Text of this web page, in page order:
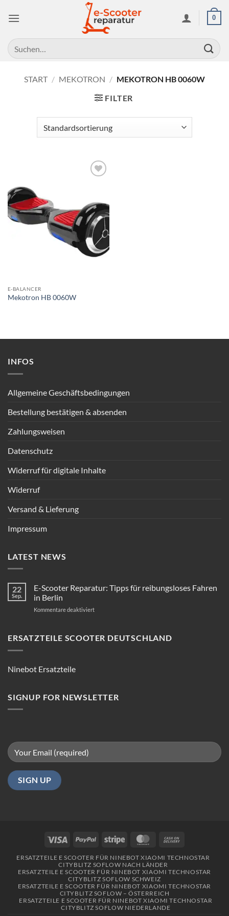
Inhalt
0
Suchen
nach:
START / MEKOTRON / MEKOTRON HB 0060W
FILTER
E-BALANCER
Mekotron HB 0060W
INFOS
Allgemeine Geschäftsbedingungen
Bestellung bestätigen & absenden
Zahlungsweisen
Datenschutz
Widerruf für digitale Inhalte
Widerruf
Versand & Lieferung
Impressum
LATEST NEWS
22
Sep.
E-Scooter Reparatur: Tipps für reibungsloses Fahren
in Berlin
Kommentare deaktiviertfür
Reparatur:
ERSATZTEILE SCOOTER DEUTSCHLAND
Ninebot Ersatzteile
SIGNUP FOR NEWSLETTER
Visa PayPal Stripe MasterCard
Delivery
ERSATZTEILE E SCOOTER FÜR NINEBOT XIAOMI TECHNOSTAR
CITYBLITZ SOFLOW NACH LÄNDER
ERSATZTEILE E SCOOTER FÜR NINEBOT XIAOMI TECHNOSTAR
CITYBLITZ SOFLOW SCHWEIZ
ERSATZTEILE E SCOOTER FÜR NINEBOT XIAOMI TECHNOSTAR
CITYBLITZ SOFLOW – ÖSTERREICH
ERSATZTEILE E SCOOTER FÜR NINEBOT XIAOMI TECHNOSTAR
CITYBLITZ SOFLOW NIEDERLANDE